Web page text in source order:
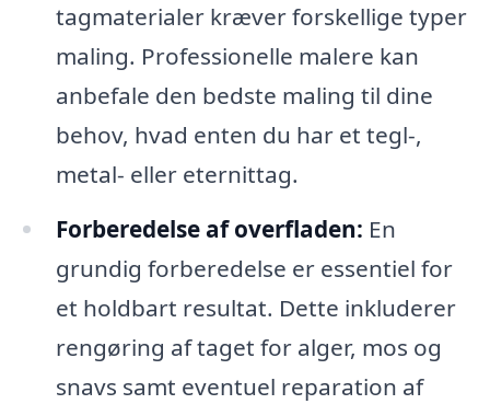
tagmaterialer kræver forskellige typer
maling. Professionelle malere kan
anbefale den bedste maling til dine
behov, hvad enten du har et tegl-,
metal- eller eternittag.
Forberedelse af overfladen: En
grundig forberedelse er essentiel for
et holdbart resultat. Dette inkluderer
rengøring af taget for alger, mos og
snavs samt eventuel reparation af